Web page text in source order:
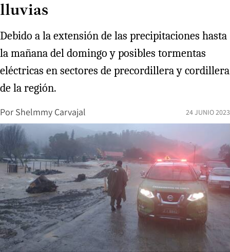
lluvias
Debido a la extensión de las precipitaciones hasta
la mañana del domingo y posibles tormentas
eléctricas en sectores de precordillera y cordillera
de la región.
Por Shelmmy Carvajal 24 JUNIO 2023